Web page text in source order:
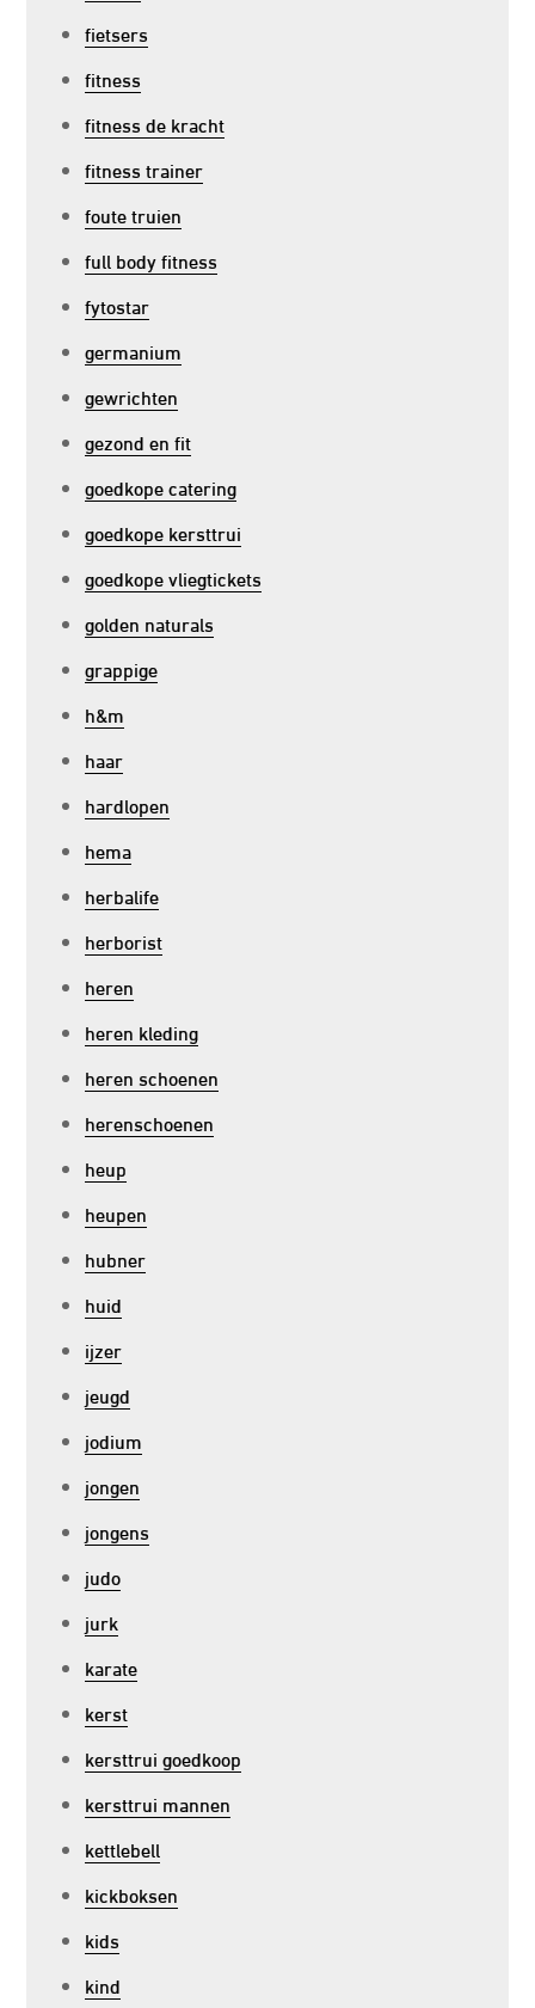
fietsers
fitness
fitness de kracht
fitness trainer
foute truien
full body fitness
fytostar
germanium
gewrichten
gezond en fit
goedkope catering
goedkope kersttrui
goedkope vliegtickets
golden naturals
grappige
h&m
haar
hardlopen
hema
herbalife
herborist
heren
heren kleding
heren schoenen
herenschoenen
heup
heupen
hubner
huid
ijzer
jeugd
jodium
jongen
jongens
judo
jurk
karate
kerst
kersttrui goedkoop
kersttrui mannen
kettlebell
kickboksen
kids
kind